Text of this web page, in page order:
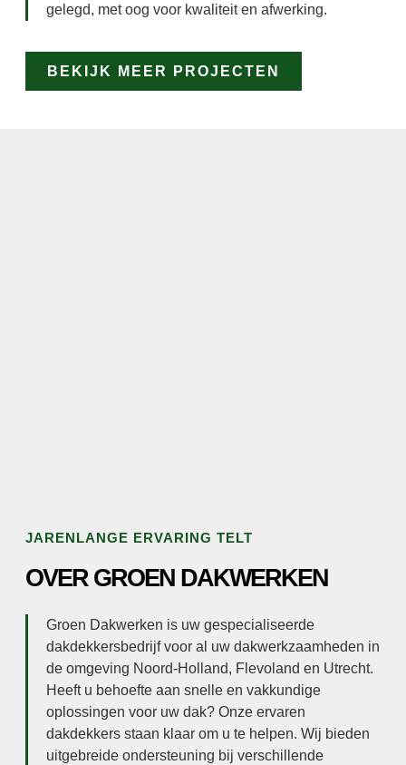
gelegd, met oog voor kwaliteit en afwerking.
BEKIJK MEER PROJECTEN
JARENLANGE ERVARING TELT
OVER GROEN DAKWERKEN
Groen Dakwerken is uw gespecialiseerde
dakdekkersbedrijf voor al uw dakwerkzaamheden in
de omgeving Noord-Holland, Flevoland en Utrecht.
Heeft u behoefte aan snelle en vakkundige
oplossingen voor uw dak? Onze ervaren
dakdekkers staan klaar om u te helpen. Wij bieden
uitgebreide ondersteuning bij verschillende